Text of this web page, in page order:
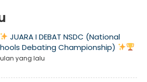
JUARA I DEBAT NSDC (National
Debating Championship)
yang lalu